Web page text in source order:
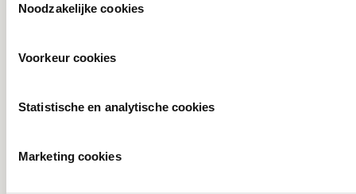
Noodzakelijke cookies
Voorkeur cookies
Statistische en analytische cookies
Marketing cookies